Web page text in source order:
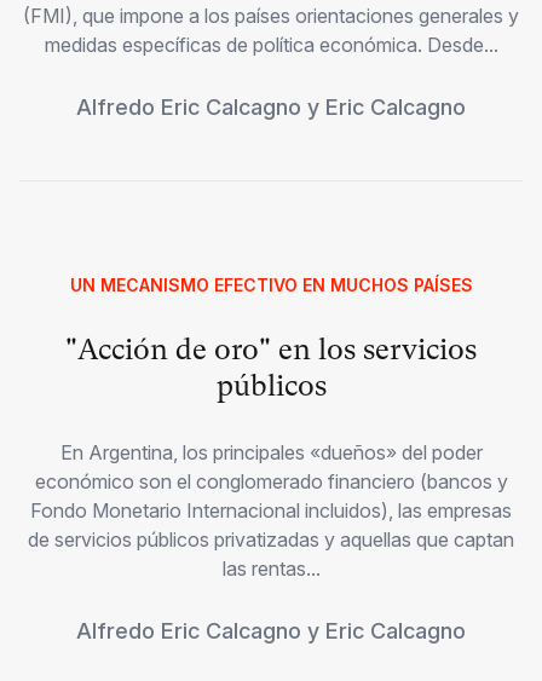
(FMI), que impone a los países orientaciones generales y
medidas específicas de política económica. Desde...
Alfredo Eric Calcagno y Eric Calcagno
UN MECANISMO EFECTIVO EN MUCHOS PAÍSES
"Acción de oro" en los servicios
públicos
En Argentina, los principales «dueños» del poder
económico son el conglomerado financiero (bancos y
Fondo Monetario Internacional incluidos), las empresas
de servicios públicos privatizadas y aquellas que captan
las rentas...
Alfredo Eric Calcagno y Eric Calcagno